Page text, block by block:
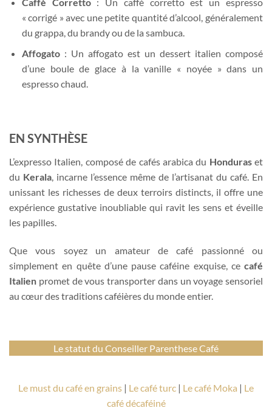
« corrigé » avec une petite quantité d’alcool, généralement
du grappa, du brandy ou de la sambuca.
Affogato: Un affogato est un dessert italien composé
d’une boule de glace à la vanille « noyée » dans un
espresso chaud.
EN SYNTHÈSE
L’expresso Italien, composé de cafés arabica du Honduraset
du Kerala, incarne l’essence même de l’artisanat du café. En
unissant les richesses de deux terroirs distincts, il offre une
expérience gustative inoubliable qui ravit les sens et éveille
les papilles.
Que vous soyez un amateur de café passionné ou
simplement en quête d’une pause caféine exquise, ce café
Italien promet de vous transporter dans un voyage sensoriel
au cœur des traditions caféières du monde entier.
Le statut du Conseiller Parenthese Café
Le must du café en grains | Le café turc | Le café Moka | Le
café décaféiné